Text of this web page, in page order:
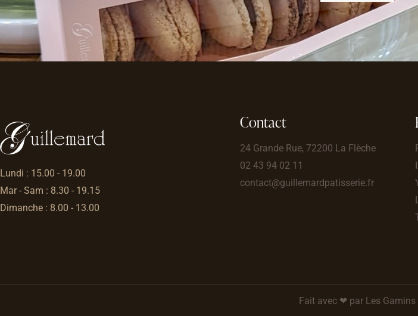
Lundi : 15.00 - 19.00
Mar - Sam : 8.30 - 19.15
Dimanche : 8.00 - 13.00
Contact
24 Grande Rue, 72200 La Flèche
02 43 94 02 11
contact@guillemardpatisserie.fr
Fait avec ❤ par Les Gamins